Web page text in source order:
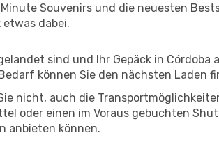
Souvenirs und die neuesten
etwas dabei.
sind und Ihr Gepäck in
können Sie den nächsten Laden
nicht, auch die
oder einen im Voraus gebuchten
anbieten können.